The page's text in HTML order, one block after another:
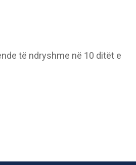
të ndryshme në 10 ditët e